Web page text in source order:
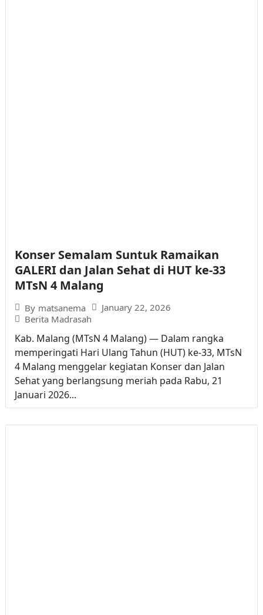
Konser Semalam Suntuk Ramaikan
GALERI dan Jalan Sehat di HUT ke-33
MTsN 4 Malang
By matsanema
January 22, 2026
Berita Madrasah
Kab. Malang (MTsN 4 Malang) — Dalam rangka
memperingati Hari Ulang Tahun (HUT) ke-33, MTsN
4 Malang menggelar kegiatan Konser dan Jalan
Sehat yang berlangsung meriah pada Rabu, 21
Januari 2026...